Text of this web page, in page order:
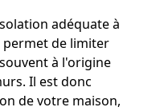
adéquate à
permet de limiter
à l'origine
Il est donc
de votre maison,